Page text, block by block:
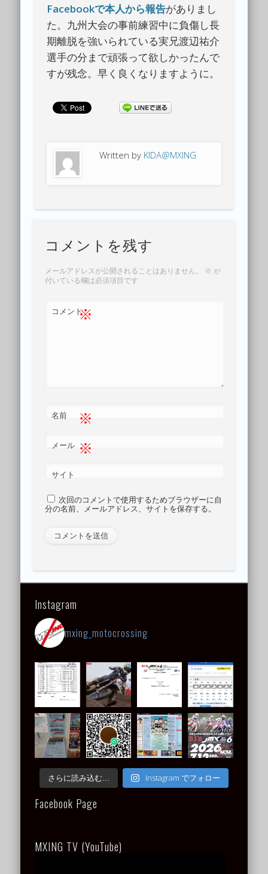
Facebookで本人から報告がありまし
た。九州大会の事前練習中に負傷し長
期離脱を強いられている実兄渡辺祐介
選手の分まで頑張って欲しかったんで
すが残念。早く良くなりますように。
Written by KIDA@MXING
コメントを残す
メールアドレスが公開されることはありません。 ※ が
付いている欄は必須項目です
コメント※
名前 ※
メール ※
サイト
次回のコメントで使用するためブラウザーに自
分の名前、メールアドレス、サイトを保存する。
Instagram
mxing_motocrossing
さらに読み込む... Instagram でフォロー
Facebook Page
MXING TV (YouTube)